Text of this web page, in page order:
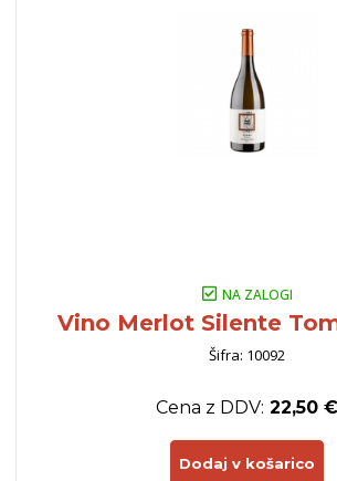
NA ZALOGI
Vino Merlot Silente
Šifra: 10092
Cena z DDV: 22,50 €
Dodaj v košarico